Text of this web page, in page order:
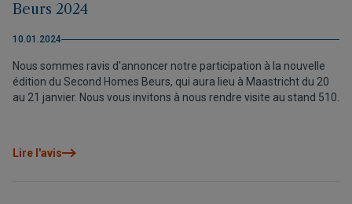
Beurs 2024
10.01.2024
Nous sommes ravis d'annoncer notre participation à la nouvelle
édition du Second Homes Beurs, qui aura lieu à Maastricht du 20
au 21 janvier. Nous vous invitons à nous rendre visite au stand 510.
Lire l'avis